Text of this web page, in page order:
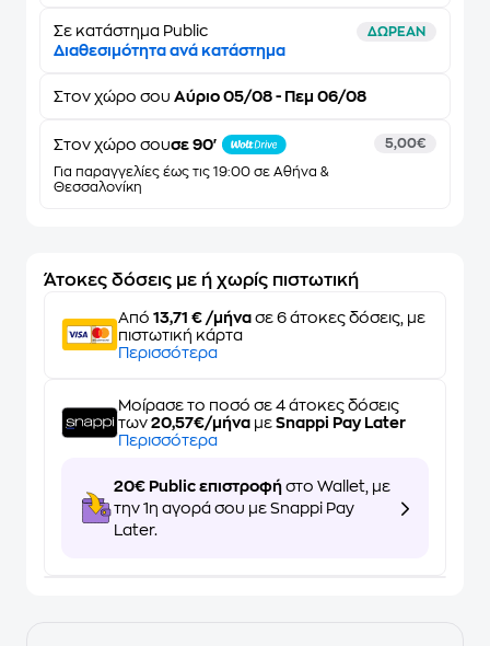
Σε κατάστημα Public ΔΩΡΕΑΝ
Διαθεσιμότητα ανά κατάστημα
Στον χώρο σου Αύριο 05/08 - Πεμ 06/08
Στον χώρο σουσε 90'
Για παραγγελίες έως τις 19:00 σε Αθήνα &
Θεσσαλονίκη
5,00€
Άτοκες δόσεις με ή χωρίς πιστωτική
Από 13,71 € /μήνα σε 6 άτοκες δόσεις, με
πιστωτική κάρτα
Περισσότερα
Μοίρασε το ποσό σε 4 άτοκες δόσεις
των 20,57€/μήνα με Snappi Pay Later
Περισσότερα
20€ Public επιστροφή στο Wallet, με
την 1η αγορά σου με Snappi Pay
Later.